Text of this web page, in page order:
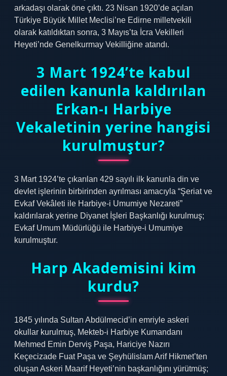
arkadaşı olarak öne çıktı. 23 Nisan 1920’de açılan
Türkiye Büyük Millet Meclisi’ne Edirne milletvekili
olarak katıldıktan sonra, 3 Mayıs’ta İcra Vekilleri
Heyeti’nde Genelkurmay Vekilliğine atandı.
3 Mart 1924’te kabul
edilen kanunla kaldırılan
Erkan-ı Harbiye
Vekaletinin yerine hangisi
kurulmuştur?
3 Mart 1924’te çıkarılan 429 sayılı ilk kanunla din ve
devlet işlerinin birbirinden ayrılması amacıyla “Şeriat ve
Evkaf Vekâleti ile Harbiye-i Umumiye Nezareti”
kaldırılarak yerine Diyanet İşleri Başkanlığı kurulmuş;
Evkaf Umum Müdürlüğü ile Harbiye-i Umumiye
kurulmuştur.
Harp Akademisini kim
kurdu?
1845 yılında Sultan Abdülmecid’in emriyle askeri
okullar kurulmuş, Mekteb-i Harbiye Kumandanı
Mehmed Emin Derviş Paşa, Hariciye Nazırı
Keçecizade Fuat Paşa ve Şeyhülislam Arif Hikmet’ten
oluşan Askeri Maarif Heyeti’nin başkanlığını yürütmüş;